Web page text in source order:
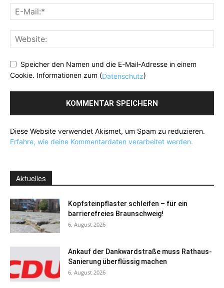
Speicher den Namen und die E-Mail-Adresse in einem
Cookie. Informationen zum (Datenschutz)
Diese Website verwendet Akismet, um Spam zu reduzieren.
Erfahre, wie deine Kommentardaten verarbeitet werden.
Aktuelles
Kopfsteinpflaster schleifen – für ein
barrierefreies Braunschweig!
6. August 2026
Ankauf der Dankwardstraße muss Rathaus-
Sanierung überflüssig machen
6. August 2026